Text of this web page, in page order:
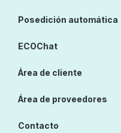
Posedición automática
ECOChat
Área de cliente
Área de proveedores
Contacto